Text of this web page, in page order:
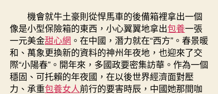
機會就牛土豪則從悍馬車的後備箱裡拿出一個
像是小型保險箱的東西，小心翼翼地拿出包養一張
一元美金甜心網 。在中國，潛力就在“西方”。春景暖
和、萬象更換新的資料的神州年夜地，也迎來了交
際“小陽春”。開年來，多國政要密集訪華。作為一個
穩固、可托賴的年夜國，在以後世界經濟面對壓
力、承重包養女人前行的要害時辰，中國她那間咖